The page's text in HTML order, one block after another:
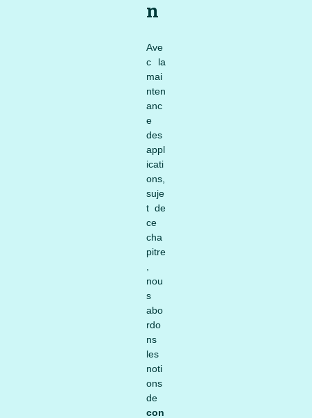
n
Ave
c la
mai
nten
anc
e
des
appl
icati
ons,
suje
t de
ce
cha
pitre
nou
s
abo
rdo
ns
les
noti
ons
de
con